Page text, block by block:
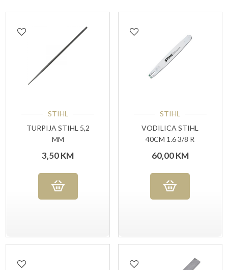
STIHL
TURPIJA STIHL 5,2
MM
3,50KM
STIHL
VODILICA STIHL
40CM 1.6 3/8 R
60,00KM